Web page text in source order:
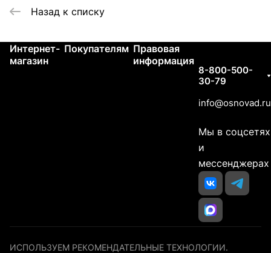
Назад к списку
Интернет-
магазин
Покупателям Правовая
информация
8-800-500-
30-79
info@osnovad.ru
Мы в соцсетях
и
мессенджерах
ИСПОЛЬЗУЕМ РЕКОМЕНДАТЕЛЬНЫЕ ТЕХНОЛОГИИ.